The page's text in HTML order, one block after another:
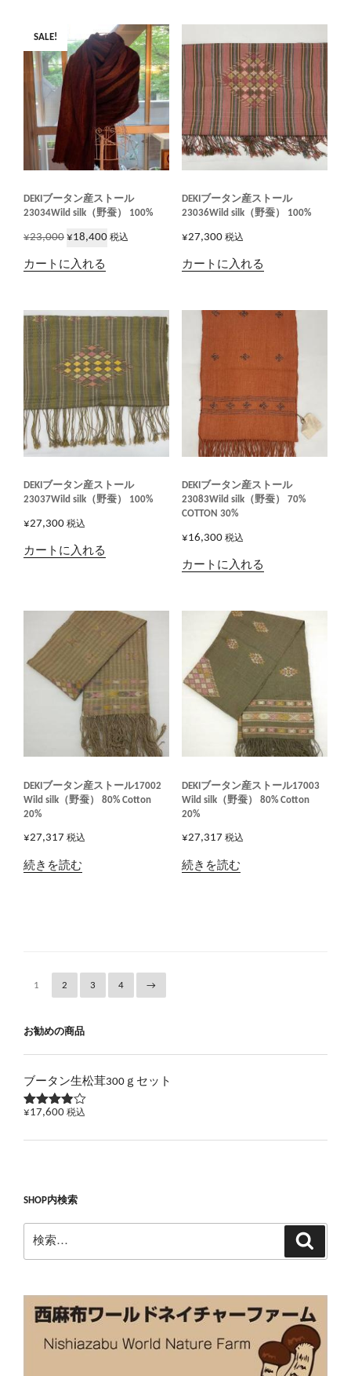
SALE!
DEKIブータン産ストール
23034Wild silk（野蚕） 100%
¥23,000 元
の
価
は
で
し
た。
¥18,400現
格
¥18,400
で
す。
税込
カートに入れる
DEKIブータン産ストール
23036Wild silk（野蚕） 100%
¥27,300 税込
カートに入れる
DEKIブータン産ストール
23037Wild silk（野蚕） 100%
¥27,300 税込
カートに入れる
DEKIブータン産ストール
23083Wild silk（野蚕） 70%
COTTON 30%
¥16,300 税込
カートに入れる
DEKIブータン産ストール17002
Wild silk（野蚕） 80% Cotton
20%
¥27,317 税込
続きを読む
DEKIブータン産ストール17003
Wild silk（野蚕） 80% Cotton
20%
¥27,317 税込
続きを読む
1 2 3 4 →
お勧めの商品
ブータン生松茸300ｇセット
5段階で
評価
¥17,600 税込
SHOP内検索